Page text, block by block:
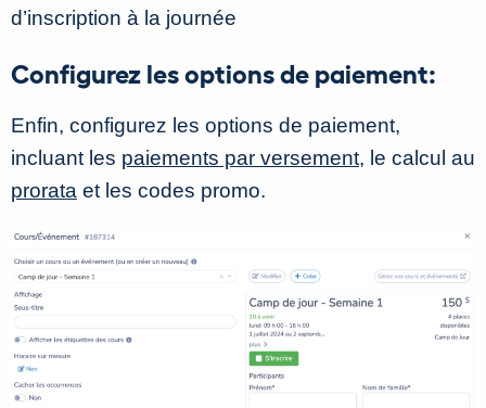
d’inscription à la journée
Configurez les options de paiement:
Enfin, configurez les options de paiement,
incluant les paiements par versement, le calcul au
prorata et les codes promo.